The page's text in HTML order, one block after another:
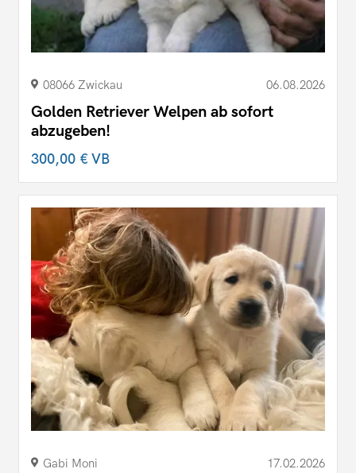
08066 Zwickau 06.08.2026
Golden Retriever Welpen ab sofort
abzugeben!
300,00 €VB
Gabi Moni 17.02.2026